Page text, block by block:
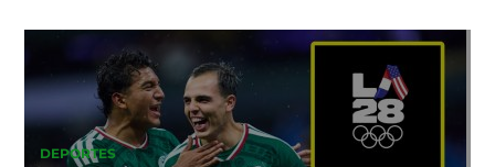
DEPORTES